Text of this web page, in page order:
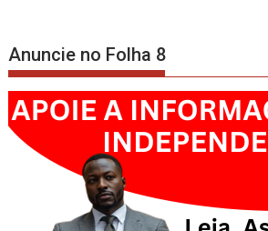
Anuncie no Folha 8